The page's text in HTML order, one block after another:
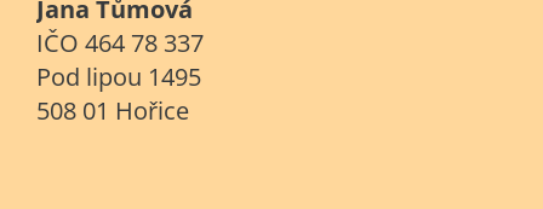
Jana Tůmová
IČO 464 78 337
Pod lipou 1495
508 01 Hořice